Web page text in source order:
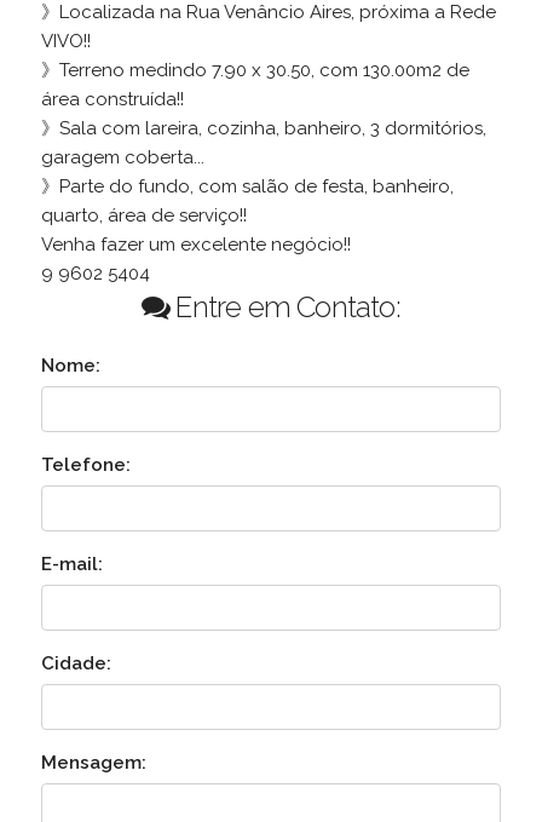
》Localizada na Rua Venâncio Aires, próxima a Rede
VIVO!!
》Terreno medindo 7.90 x 30.50, com 130.00m2 de
área construída!!
》Sala com lareira, cozinha, banheiro, 3 dormitórios,
garagem coberta...
》Parte do fundo, com salão de festa, banheiro,
quarto, área de serviço!!
Venha fazer um excelente negócio!!
9 9602 5404
Entre em Contato:
Nome:
Telefone:
E-mail:
Cidade:
Mensagem: